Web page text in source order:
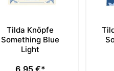
Tilda Knöpfe
Something Blue
Light
Preis
6,95 €*